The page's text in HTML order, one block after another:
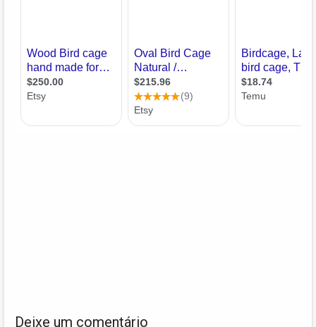
Deixe um comentário